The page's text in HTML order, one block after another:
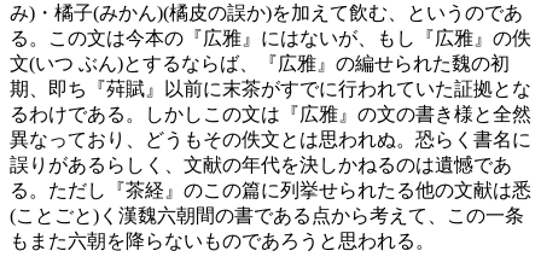
み)・橘子(みかん)(橘皮の誤か)を加えて飲む、というのであ
る。この文は今本の『広雅』にはないが、もし『広雅』の佚
文(いつ ぶん)とするならば、『広雅』の編せられた魏の初
期、即ち『荈賦』以前に末茶がすでに行われていた証拠とな
るわけである。しかしこの文は『広雅』の文の書き様と全然
異なっており、どうもその佚文とは思われぬ。恐らく書名に
誤りがあるらしく、文献の年代を決しかねるのは遺憾であ
る。ただし『茶経』のこの篇に列挙せられたる他の文献は悉
(ことごと)く漢魏六朝間の書である点から考えて、この一条
もまた六朝を降らないものであろうと思われる。